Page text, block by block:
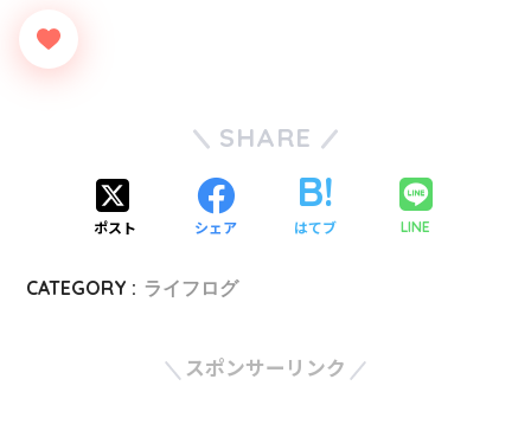
SHARE
ポスト シェア はてブ LINE
CATEGORY : ライフログ
スポンサーリンク